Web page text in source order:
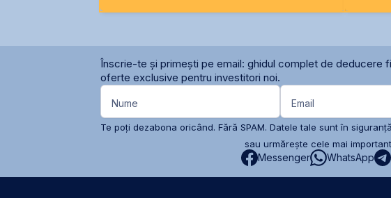
Înscrie-te și primești pe email: ghidul complet de deducere
oferte exclusive pentru investitori noi.
Nume Email
Te poți dezabona oricând. Fără SPAM. Datele tale sunt în
sau urmărește cele mai
Messenger WhatsApp